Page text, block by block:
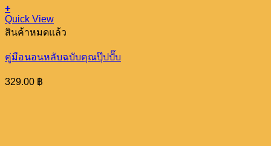
+
Quick View
สินค้าหมดแล้ว
คู่มือนอนหลับฉบับคุณปุ๊ปปั๊บ
329.00 ฿